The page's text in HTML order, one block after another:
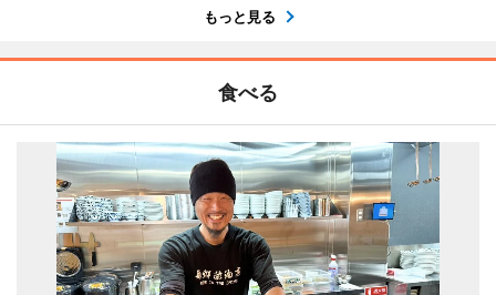
もっと見る
食べる